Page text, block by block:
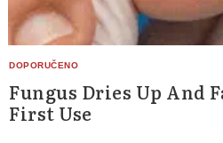
Fungus Dries Up And
First Use